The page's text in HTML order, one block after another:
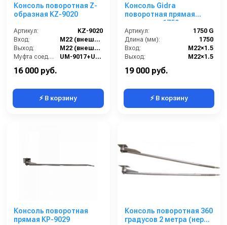
Консоль поворотная Z-
образная KZ-9020
Артикул:
KZ-9020
Вход:
M22 (внешний)
Выход:
M22 (внешний вращающийся)
Муфта соединения:
UM-9017+UM-9015
Страна-производитель:
16 000 руб.
⚡ В корзину
Консоль Gidra
поворотная прямая
стандарт, 1750 мм
Артикул:
1750 G
Длина (мм):
1750
Вход:
M22×1.5
Выход:
M22×1.5
19 000 руб.
⚡ В корзину
Консоль поворотная
прямая KP-9029
Консоль поворотная 360
градусов 2 метра (нерж)